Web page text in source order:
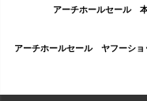
アーチホールセール
アーチホールセール ヤフーショ